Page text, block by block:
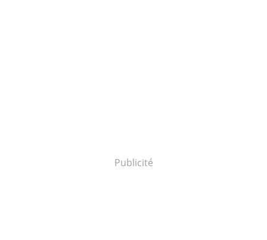
Publicité